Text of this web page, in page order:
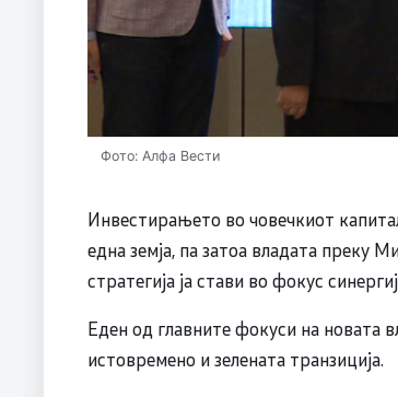
Фото: Алфа Вести
Инвестирањето во човечкиот
една земја, па затоа владата преку
стратегија ја стави во фокус
Еден од главните фокуси на новата
истовремено и зелената транзиција.